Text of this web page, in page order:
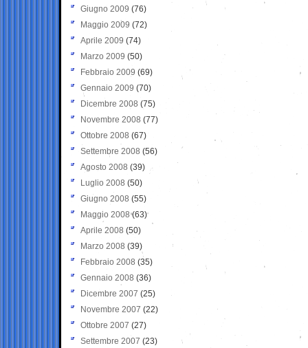
Giugno 2009 (76)
Maggio 2009 (72)
Aprile 2009 (74)
Marzo 2009 (50)
Febbraio 2009 (69)
Gennaio 2009 (70)
Dicembre 2008 (75)
Novembre 2008 (77)
Ottobre 2008 (67)
Settembre 2008 (56)
Agosto 2008 (39)
Luglio 2008 (50)
Giugno 2008 (55)
Maggio 2008(63)
Aprile 2008 (50)
Marzo 2008 (39)
Febbraio 2008 (35)
Gennaio 2008 (36)
Dicembre 2007 (25)
Novembre 2007 (22)
Ottobre 2007 (27)
Settembre 2007 (23)